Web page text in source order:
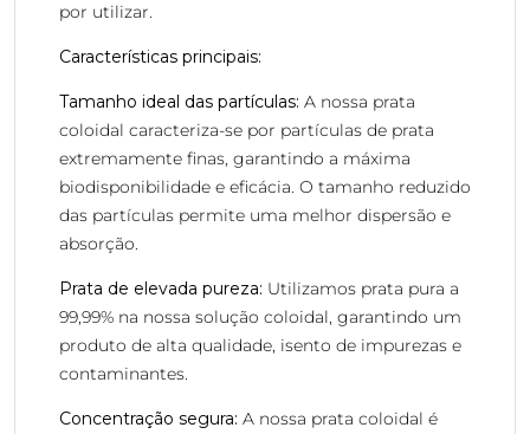
por utilizar.
Características principais:
Tamanho ideal das partículas: A nossa prata
coloidal caracteriza-se por partículas de prata
extremamente finas, garantindo a máxima
biodisponibilidade e eficácia. O tamanho reduzido
das partículas permite uma melhor dispersão e
absorção.
Prata de elevada pureza: Utilizamos prata pura a
99,99% na nossa solução coloidal, garantindo um
produto de alta qualidade, isento de impurezas e
contaminantes.
Concentração segura: A nossa prata coloidal é